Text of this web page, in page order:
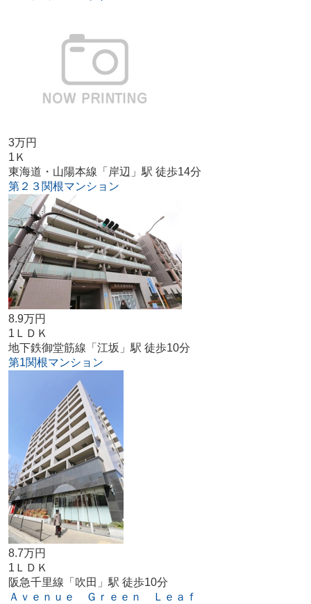
3万円
1Ｋ
東海道・山陽本線「岸辺」駅 徒歩14分
第２３関根マンション
8.9万円
1ＬＤＫ
地下鉄御堂筋線「江坂」駅 徒歩10分
第1関根マンション
8.7万円
1ＬＤＫ
阪急千里線「吹田」駅 徒歩10分
Ａｖｅｎｕｅ Ｇｒｅｅｎ Ｌｅａｆ